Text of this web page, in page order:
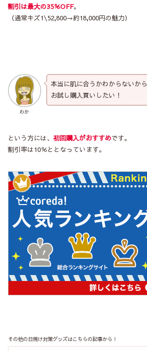
割引は最大の35％OFF。
（通常キズ1\52,800→約18,000円の魅力）
わか
本当に肌に合うかわからないから
お試し購入買いしたい！
という方には、 初回購入がおすすめです。
割引率は10％ととなっています。
その他の日焼け対策グッズはこちらの記事から！